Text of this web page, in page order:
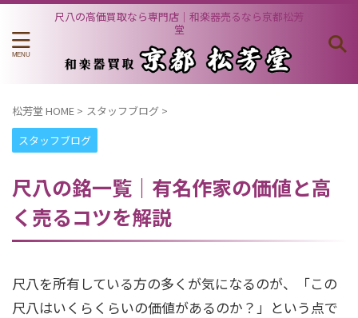
尺八の高価買取なら専門店｜和楽器売るなら京都松芳
堂
松芳堂 HOME > スタッフブログ >
スタッフブログ
尺八の銘一覧｜有名作家の価値と高
く売るコツを解説
尺八を所有している方の多くが気になるのが、「この
尺八はいくらくらいの価値があるのか？」という点で